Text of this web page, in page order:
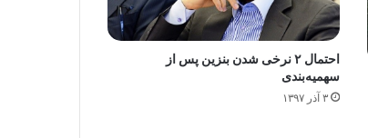
احتمال ۲ نرخی شدن بنزین پس از
سهمیه‌بندی
۳ آذر ۱۳۹۷